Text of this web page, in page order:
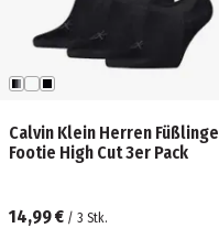
Calvin Klein Herren Füßlinge
Footie High Cut 3er Pack
14,99 € / 3 Stk.